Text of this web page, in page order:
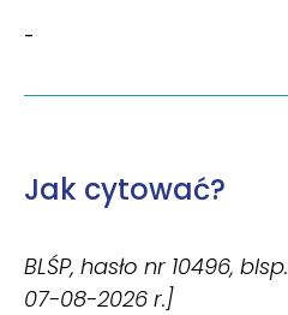
-
Jak cytować?
BLŚP, hasło nr 10496,
07-08-2026 r.]